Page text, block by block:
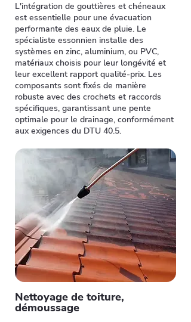
L'intégration de gouttières et chéneaux
est essentielle pour une évacuation
performante des eaux de pluie. Le
spécialiste essonnien installe des
systèmes en zinc, aluminium, ou PVC,
matériaux choisis pour leur longévité et
leur excellent rapport qualité-prix. Les
composants sont fixés de manière
robuste avec des crochets et raccords
spécifiques, garantissant une pente
optimale pour le drainage, conformément
aux exigences du DTU 40.5.
Nettoyage de toiture,
démoussage